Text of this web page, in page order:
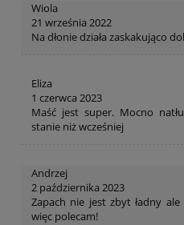
Wiola
21 września 2022
Na dłonie działa zaskakująco
Eliza
1 czerwca 2023
Maść jest super. Mocno
stanie niż wcześniej
Andrzej
2 października 2023
Zapach nie jest zbyt ładny
więc polecam!